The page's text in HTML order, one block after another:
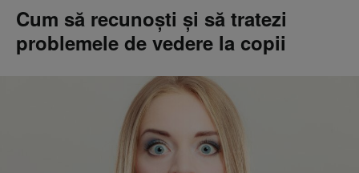
Cum să recunoști și să tratezi
problemele de vedere la copii